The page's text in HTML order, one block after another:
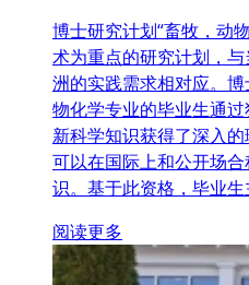
博士研究计划“畜牧，动
术为重点的研究计划，
洲的实践需求相对应。
物化学专业的毕业生通
新科学知识获得了深入
可以在国际上和公开场
识。基于此资格，毕业生
阅读更多